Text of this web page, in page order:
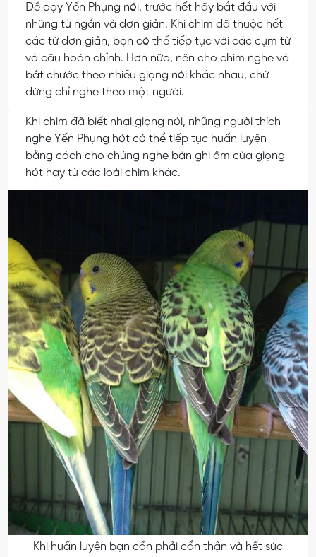
Để dạy Yến Phụng nói, trước hết hãy bắt đầu với
những từ ngắn và đơn giản. Khi chim đã thuộc hết
các từ đơn giản, bạn có thể tiếp tục với các cụm từ
và câu hoàn chỉnh. Hơn nữa, nên cho chim nghe và
bắt chước theo nhiều giọng nói khác nhau, chứ
đừng chỉ nghe theo một người.
Khi chim đã biết nhại giọng nói, những người thích
nghe Yến Phụng hót có thể tiếp tục huấn luyện
bằng cách cho chúng nghe bản ghi âm của giọng
hót hay từ các loài chim khác.
Khi huấn luyện bạn cần phải cẩn thận và hết sức